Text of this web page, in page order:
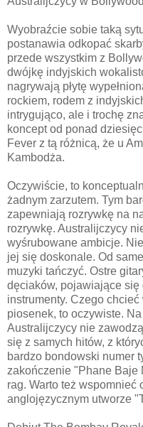
Wyobraźcie sobie taką
postanawia odkopać
przede wszystkim z
dwójkę indyjskich
nagrywają płytę
rockiem, rodem z
intrygująco, ale i trochę
koncept od ponad
Fever z tą różnicą, że u
Kambodża.
Oczywiście, to
żadnym zarzutem. Tym
zapewniają rozrywkę na
rozrywkę. Australijczycy
wyśrubowane ambicje.
jej się doskonale. Od
muzyki tańczyć. Ostre
dęciaków, pojawiające
instrumenty. Czego
piosenek, to oczywiste.
Australijczycy nie
się z samych hitów, z
bardzo bondowski numer
zakończenie "Phane Baje
rag. Warto też wspomnieć
anglojęzycznym utworze